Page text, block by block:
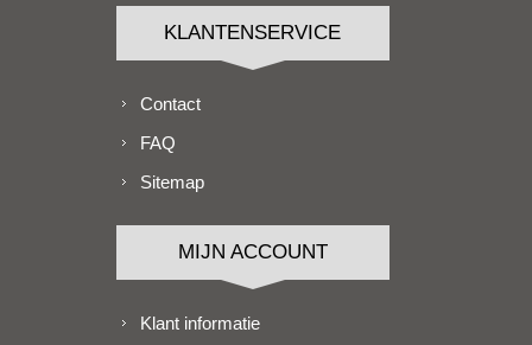
KLANTENSERVICE
Contact
FAQ
Sitemap
MIJN ACCOUNT
Klant informatie